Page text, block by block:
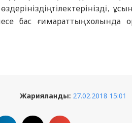
тілектерінізді,
бас ғимараттың холында
Жарияланды: 27.02.2018 15:01